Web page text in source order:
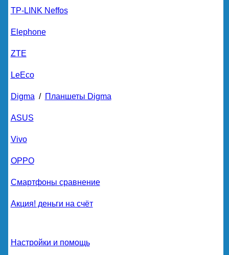
TP-LINK Neffos
Elephone
ZTE
LeEco
Digma/ Планшеты Digma
ASUS
Vivo
OPPO
Смартфоны сравнение
Акция! деньги на счёт
Настройки и помощь